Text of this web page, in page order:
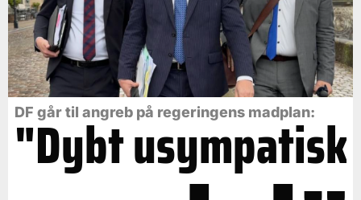
DF går til angreb på regeringens madplan:
"Dybt usympatisk